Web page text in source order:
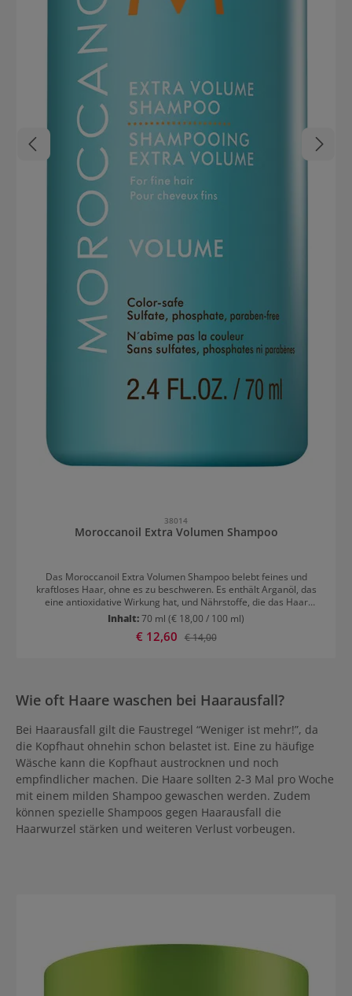
38014
Moroccanoil Extra Volumen Shampoo
Das Moroccanoil Extra Volumen Shampoo belebt feines und
kraftloses Haar, ohne es zu beschweren. Es enthält Arganöl, das
eine antioxidative Wirkung hat, und Nährstoffe, die das Haar
reaktivieren, reinigen, entwirren und ihm unglaubliches Volumen
verleihen. Glanz, Geschmeidigkeit und Schwung sowie eine
verbesserte Kämmbarkeit sind die Vorteile dieses Shampoos. Die
hydrophile Formel von Moroccanoil Extra Volumen Shampoo macht
die waschaktiven Subtanzen erst aktiviert werden. Das Shampoo
wird sanft in Haare und Kopfhaut einmassiert und mit Wasser
aufemulgiert, sodass sich ein reichhaltiger, üppiger Schaum bildet.
Es wird empfohlen, die Kopfhaut zu massieren, da die Massage
die volumenspendende Wirkung anregt. Anschließend gründlich
ausspülen. Bei Bedarf wiederholen. Abschließend mit dem Extra
Volumen Conditioner nachbehandeln, um das Volumen zu
maximieren.
Inhalt:70 ml (€ 18,00 / 100 ml)
Verkaufspreis:
€ 12,60 Regulärer Preis:
€ 14,00
Wie oft Haare waschen bei Haarausfall?
Bei Haarausfall gilt die Faustregel “Weniger ist mehr!”, da
die Kopfhaut ohnehin schon belastet ist. Eine zu häufige
Wäsche kann die Kopfhaut austrocknen und noch
empfindlicher machen. Die Haare sollten 2-3 Mal pro Woche
mit einem milden Shampoo gewaschen werden. Zudem
können spezielle Shampoos gegen Haarausfall die
Haarwurzel stärken und weiteren Verlust vorbeugen.